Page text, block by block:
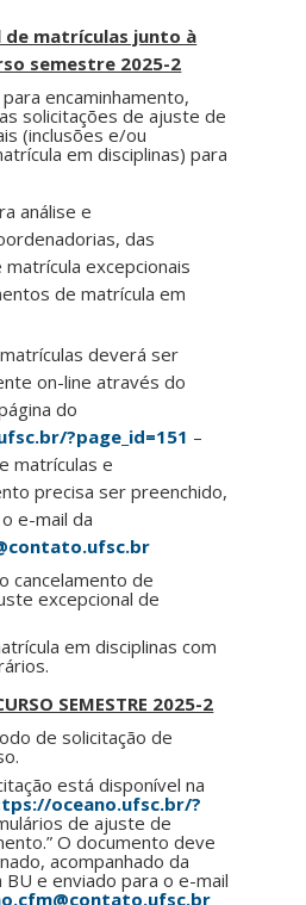
de matrículas junto à
semestre 2025-2
encaminhamento,
solicitações de ajuste de
(inclusões e/ou
em disciplinas) para
análise e
das
excepcionais
de matrícula em
deverá ser
on-line através do
do
?page_id=151 –
matrículas e
precisa ser preenchido,
e-mail da
cancelamento de
excepcional de
em disciplinas com
SEMESTRE 2025-2
de solicitação de
está disponível na
oceano.ufsc.br/?
de ajuste de
O documento deve
acompanhado da
e enviado para o e-mail